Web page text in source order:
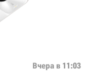
Вчера в 11:03